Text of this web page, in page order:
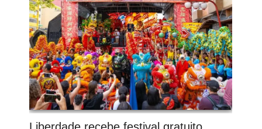
Liberdade recebe festival gratuito